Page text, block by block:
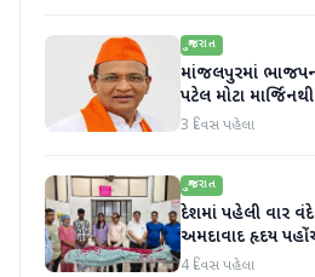
ગુજરાત
માંજલપુરમાં
પટેલ મોટા
3 દિવસ પહેલા
ગુજરાત
દેશમાં પહેલી વાર વંદે
અમદાવાદ હૃદય
4 દિવસ પહેલા